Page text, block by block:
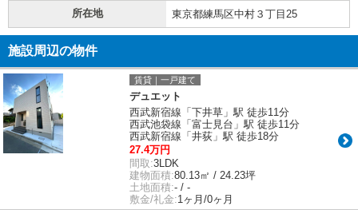
所在地 東京都練馬区中村３丁目25
施設周辺の物件
賃貸｜一戸建て
デュエット
西武新宿線「下井草」駅 徒歩11分
西武池袋線「富士見台」駅 徒歩11分
西武新宿線「井荻」駅 徒歩18分
27.4万円
間取:3LDK
建物面積:80.13㎡ / 24.23坪
土地面積:- / -
敷金/礼金:1ヶ月/0ヶ月